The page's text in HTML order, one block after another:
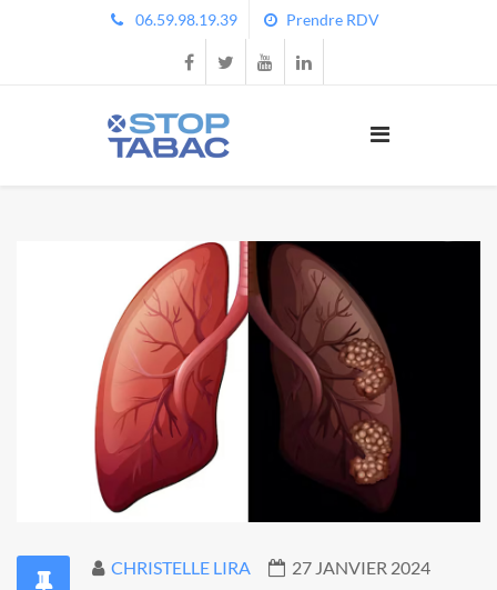
06.59.98.19.39 Prendre RDV
CHRISTELLE LIRA 27 JANVIER 2024